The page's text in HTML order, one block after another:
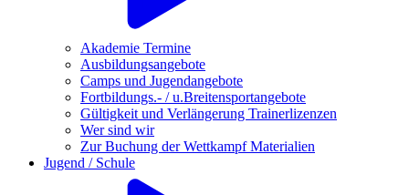
Akademie Termine
Ausbildungsangebote
Camps und Jugendangebote
Fortbildungs.- / u.Breitensportangebote
Gültigkeit und Verlängerung Trainerlizenzen
Wer sind wir
Zur Buchung der Wettkampf Materialien
Jugend / Schule